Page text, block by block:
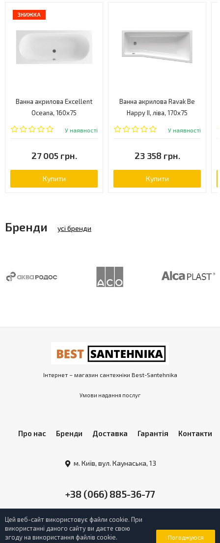
ЗНИЖКА
Ванна акрилова Excellent
Oceana, 160x75
(WAEX.OCE16WH)
У наявності
27 005 грн.
Купити
Ванна акрилова Ravak Be
Happy II, ліва, 170x75
(C941000000)
У наявності
23 358 грн.
Купити
Бренди усі бренди
Інтернет – магазин сантехніки Best-Santehnika
Умови надання послуг
Про нас Бренди Доставка Гарантія Контакти
м. Київ, вул. Каунаська, 13
+38 (066) 885-36-77
2022 © Best-Santehnika
Цей веб-сайт використовує файли cookie. При
використанні даного сайту ви даєте свою
згоду на використання файлів cookie.
Погоджуюся